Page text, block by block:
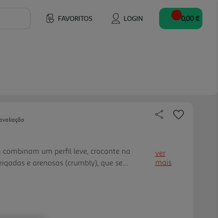
FAVORITOS LOGIN 0,00 €
um perfil leve, crocante na
e arenosas (crumbly), que se
Os biscoitos sprits são ideais para
ver
mais